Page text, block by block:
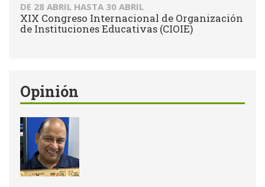
DE 28 ABRIL HASTA 30 ABRIL
XIX Congreso Internacional de Organización
de Instituciones Educativas (CIOIE)
Opinión